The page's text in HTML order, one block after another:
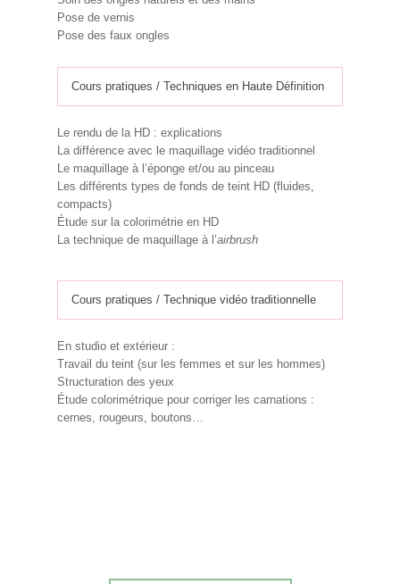
Pose de vernis
Pose des faux ongles
Cours pratiques / Techniques en Haute Définition
Le rendu de la HD : explications
La différence avec le maquillage vidéo traditionnel
Le maquillage à l’éponge et/ou au pinceau
Les différents types de fonds de teint HD (fluides,
compacts)
Étude sur la colorimétrie en HD
La technique de maquillage à l’airbrush
Cours pratiques / Technique vidéo traditionnelle
En studio et extérieur :
Travail du teint (sur les femmes et sur les hommes)
Structuration des yeux
Étude colorimétrique pour corriger les carnations :
cernes, rougeurs, boutons…